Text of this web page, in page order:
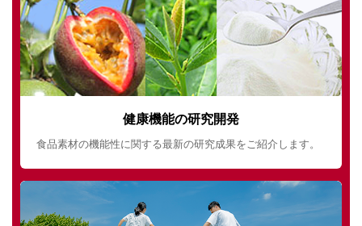
健康機能の研究開発
食品素材の機能性に関する最新の研究成果をご紹介します。